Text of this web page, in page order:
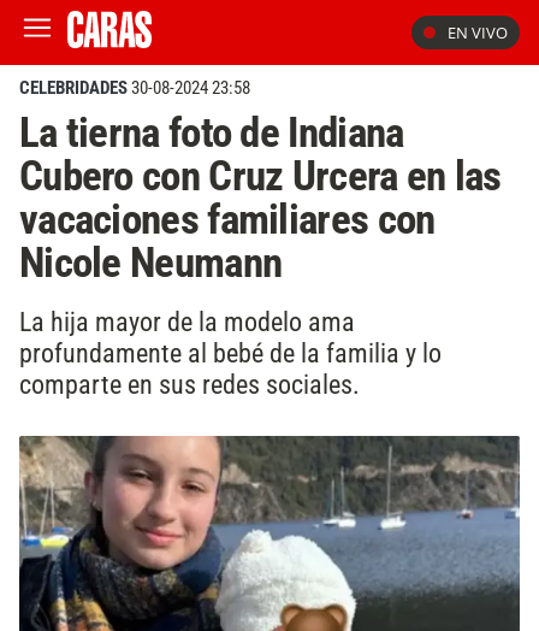
EN VIVO
CELEBRIDADES30-08-2024 23:58
La tierna foto de Indiana
Cubero con Cruz Urcera en las
vacaciones familiares con
Nicole Neumann
La hija mayor de la modelo ama
profundamente al bebé de la familia y lo
comparte en sus redes sociales.